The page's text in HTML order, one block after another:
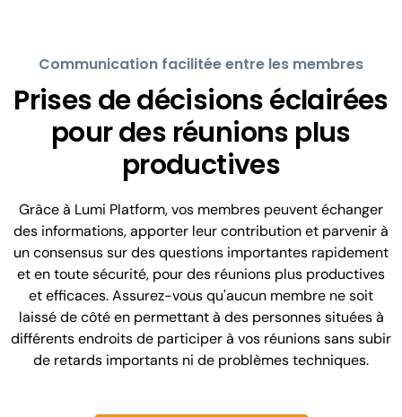
Communication facilitée entre les membres
Prises de décisions éclairées
pour des réunions plus
productives
Grâce à Lumi Platform, vos membres peuvent échanger
des informations, apporter leur contribution et parvenir à
un consensus sur des questions importantes rapidement
et en toute sécurité, pour des réunions plus productives
et efficaces. Assurez-vous qu'aucun membre ne soit
laissé de côté en permettant à des personnes situées à
différents endroits de participer à vos réunions sans subir
de retards importants ni de problèmes techniques.